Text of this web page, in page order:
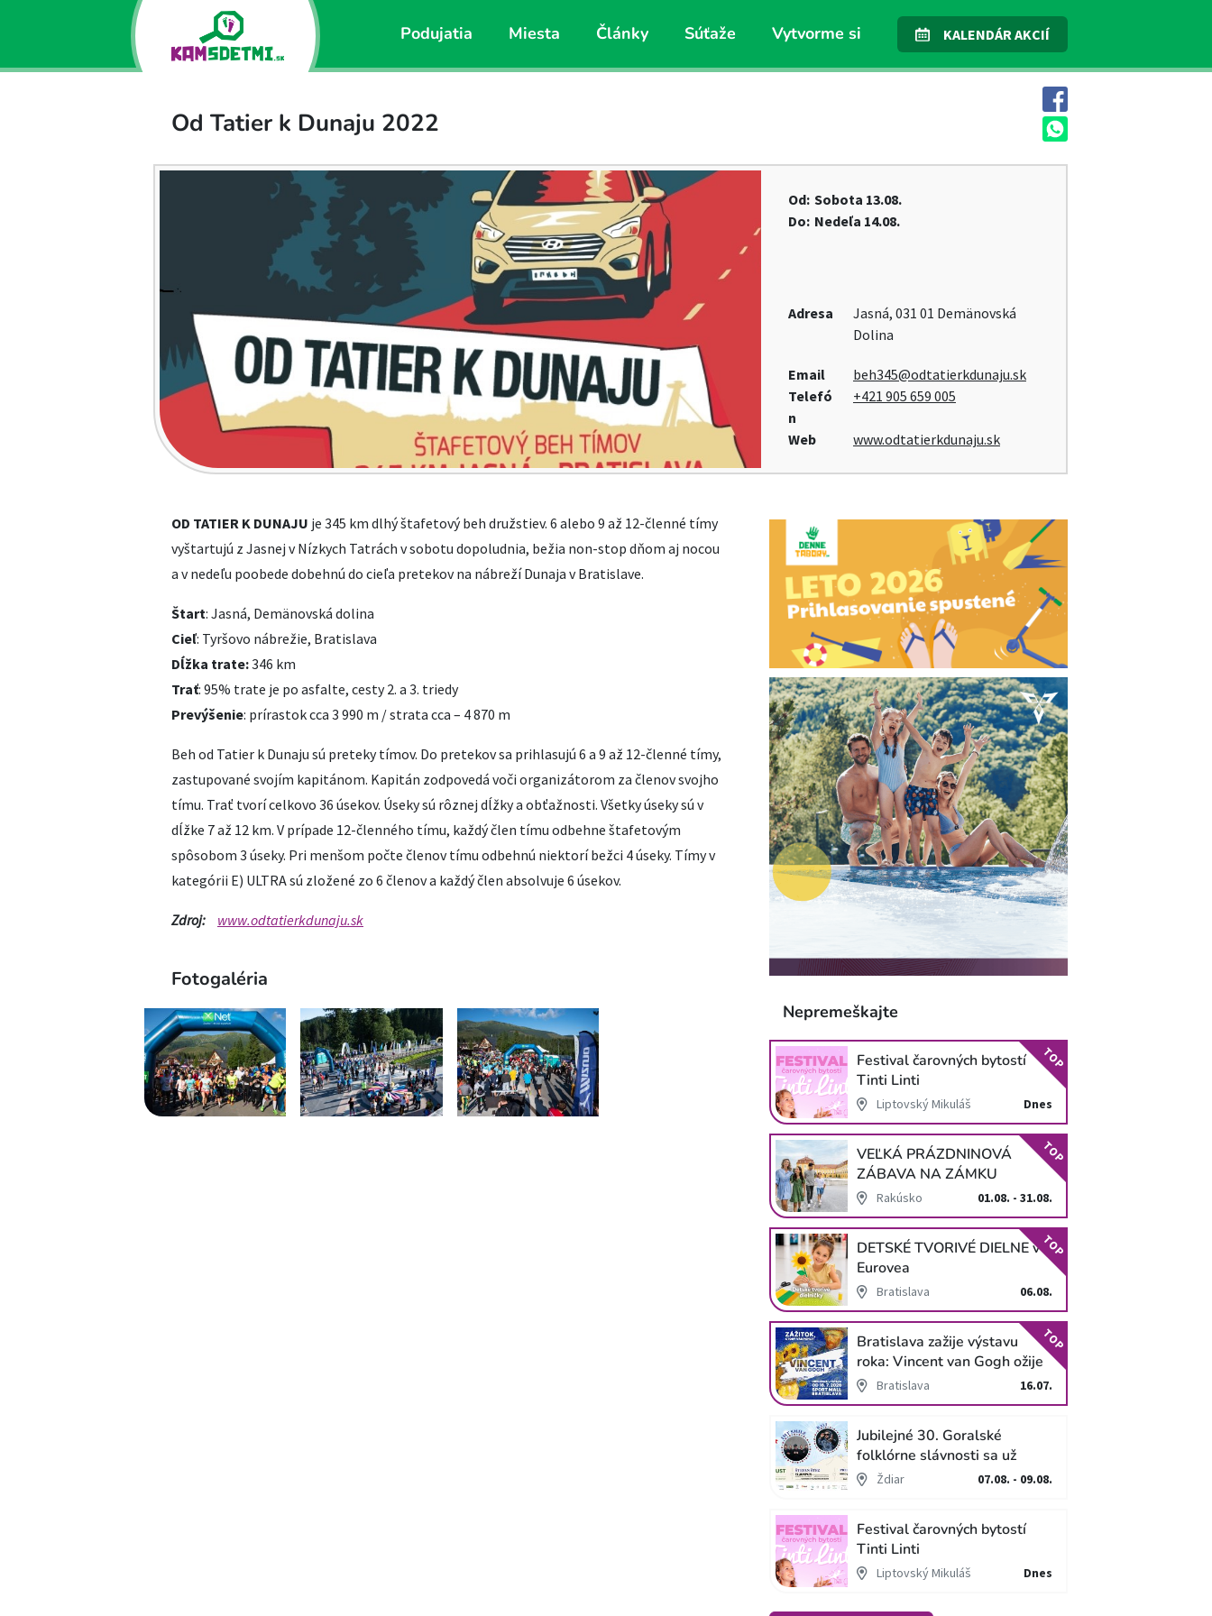
Podujatia Miesta Články Súťaže Vytvorme si KALENDÁR AKCIÍ
Od Tatier k Dunaju 2022
Od: Sobota 13.08.
Do: Nedeľa 14.08.
Adresa
Jasná, 031 01 Demänovská
Dolina
Email
beh345@odtatierkdunaju.sk
Telefó
n
+421 905 659 005
Web www.odtatierkdunaju.sk
OD TATIER K DUNAJU je 345 km dlhý štafetový beh družstiev. 6 alebo 9 až 12-členné tímy
vyštartujú z Jasnej v Nízkych Tatrách v sobotu dopoludnia, bežia non-stop dňom aj nocou
a v nedeľu poobede dobehnú do cieľa pretekov na nábreží Dunaja v Bratislave.
Štart: Jasná, Demänovská dolina
Cieľ: Tyršovo nábrežie, Bratislava
Dĺžka trate:346 km
Trať: 95% trate je po asfalte, cesty 2. a 3. triedy
Prevýšenie: prírastok cca 3 990 m / strata cca – 4 870 m
Beh od Tatier k Dunaju sú preteky tímov. Do pretekov sa prihlasujú 6 a 9 až 12-členné tímy,
zastupované svojím kapitánom. Kapitán zodpovedá voči organizátorom za členov svojho
tímu. Trať tvorí celkovo 36 úsekov. Úseky sú rôznej dĺžky a obťažnosti. Všetky úseky sú v
dĺžke 7 až 12 km. V prípade 12-členného tímu, každý člen tímu odbehne štafetovým
spôsobom 3 úseky. Pri menšom počte členov tímu odbehnú niektorí bežci 4 úseky. Tímy v
kategórii E) ULTRA sú zložené zo 6 členov a každý člen absolvuje 6 úsekov.
Zdroj: www.odtatierkdunaju.sk
Fotogaléria
Nepremeškajte
Festival čarovných bytostí
Tinti Linti
Liptovský Mikuláš Dnes
TOP
VEĽKÁ PRÁZDNINOVÁ
ZÁBAVA NA ZÁMKU
SCHLOSS HOF
Rakúsko 01.08. - 31.08.
TOP
DETSKÉ TVORIVÉ DIELNE v
Eurovea
Bratislava 06.08.
TOP
Bratislava zažije výstavu
roka: Vincent van Gogh ožije
v unikátnej imerzívnej šou!
Bratislava 16.07.
TOP
Jubilejné 30. Goralské
folklórne slávnosti sa už
blížiaŽdiar 07.08. - 09.08.
Festival čarovných bytostí
Tinti Linti
Liptovský Mikuláš Dnes